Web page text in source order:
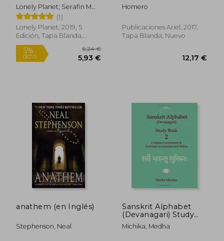
Dictionary (en Inglés)
Lonely Planet; Serafin M
Coronel-Molina
(1)
Lonely Planet, 2019, 5
Edición, Tapa Blanda,
Nuevo
Homero
Publicaciones Ariel, 2017,
Tapa Blanda, Nuevo
anathem (en Inglés)
Stephenson, Neal
Sanskrit Alphabet
(Devanagari) Study
Book Volume 2
Conjunct consonants
Michika, Medha